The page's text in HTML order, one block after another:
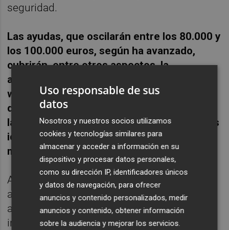
seguridad.
Las ayudas, que oscilarán entre los 80.000 y
los 100.000 euros, según ha avanzado,
cubrirán, entre otros aspectos, la
adquisición de brazaletes identificativos y
walkie talkies para los voluntarios, camillas
de emergencia para el traslado de heridos,
la edición de folletos informativos en varios
idiomas o la instalación de sirenas y otros
mecanismos de aviso.
Así, Mazón ha reiterado que “el objetivo es
adoptar todas las medidas posibles que
ayuden a mejorar la seguridad, la
información, la concienciación y la
Uso responsable de sus
datos
Nosotros y nuestros socios utilizamos
cookies y tecnologías similares para
almacenar y acceder a información en su
dispositivo y procesar datos personales,
como su dirección IP, identificadores únicos
y datos de navegación, para ofrecer
anuncios y contenido personalizados, medir
anuncios y contenido, obtener información
sobre la audiencia y mejorar los servicios.